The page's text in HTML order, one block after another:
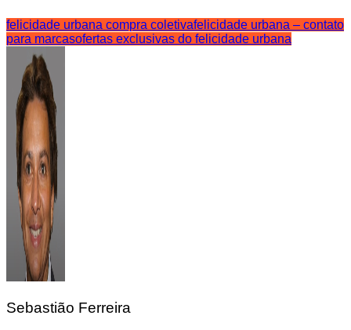
felicidade urbana compra coletivafelicidade urbana – contato
para marcasofertas exclusivas do felicidade urbana
Sebastião Ferreira